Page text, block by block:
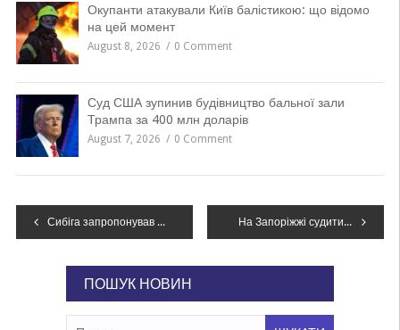
Окупанти атакували Київ балістикою: що відомо
на цей момент
August 8, 2026 0 Comment
Суд США зупинив будівництво бальної зали
Трампа за 400 млн доларів
August 7, 2026 0 Comment
Навігація
Сибіга запропонував Польщі план, як владнати суперечку навколо підрозділу “Героїв УПА” На Запоріжжі судитимуть шістьох людей, яких обвинувачують у катуванні мирних жителів під час окупації
ПОШУК НОВИН